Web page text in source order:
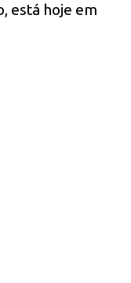
está hoje em